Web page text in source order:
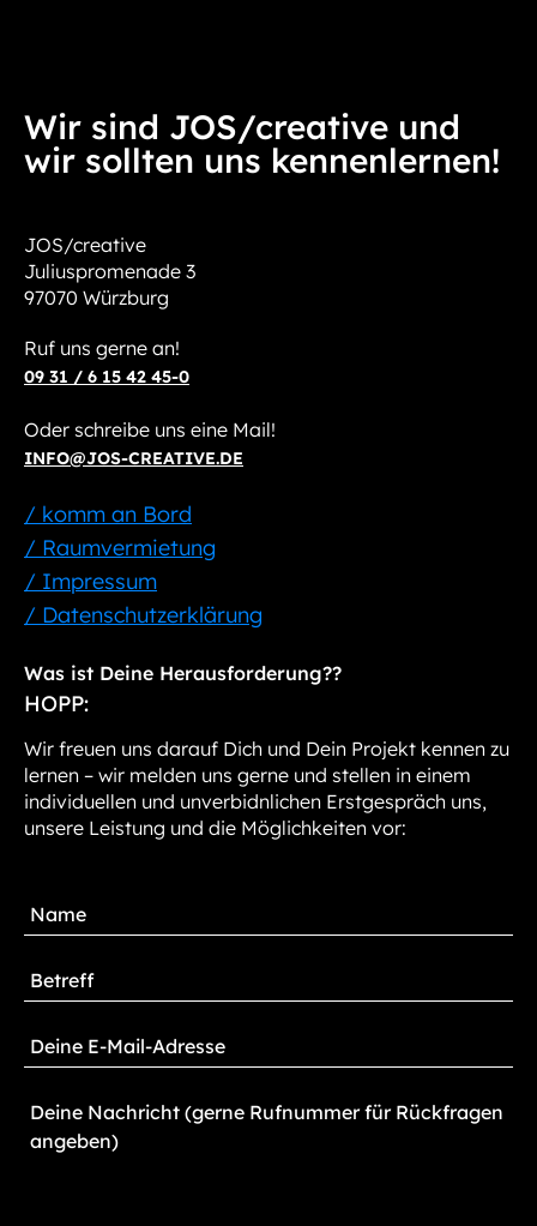
Wir sind JOS/creative und
wir sollten uns kennenlernen!
JOS/creative
Juliuspromenade 3
97070 Würzburg
Ruf uns gerne an!
09 31 / 6 15 42 45-0
Oder schreibe uns eine Mail!
INFO@JOS-CREATIVE.DE
/ komm an Bord
/ Raumvermietung
/ Impressum
/ Datenschutzerklärung
Was ist Deine Herausforderung??
HOPP:
Wir freuen uns darauf Dich und Dein Projekt kennen zu
lernen – wir melden uns gerne und stellen in einem
individuellen und unverbidnlichen Erstgespräch uns,
unsere Leistung und die Möglichkeiten vor: